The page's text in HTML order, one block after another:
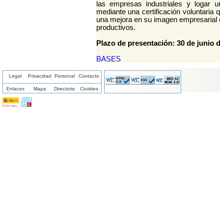
las empresas industriales y logar
mediante una certificación voluntaria
una mejora en su imagen
productivos.
Plazo de presentación: 30 de junio
BASES
Legal Privacidad Personal Contacto
Enlaces Mapa Directorio Cookies